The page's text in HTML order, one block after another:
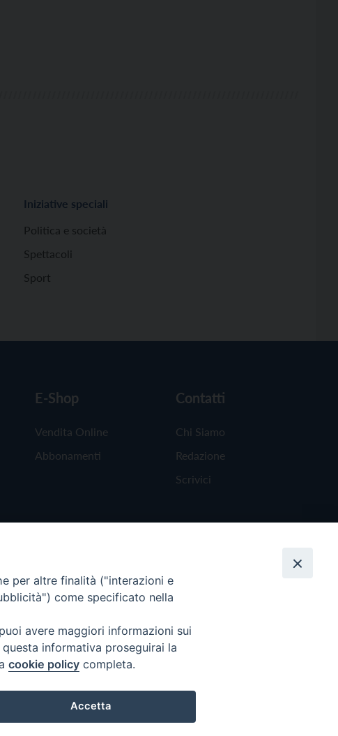
Iniziative speciali
Politica e società
Spettacoli
Sport
E-Shop
Vendita Online
Abbonamenti
Contatti
Chi Siamo
Redazione
Scrivici
per altre finalità ("interazioni e
come specificato nella
avere maggiori informazioni sui
informativa proseguirai la
cookie policy completa.
Accetta